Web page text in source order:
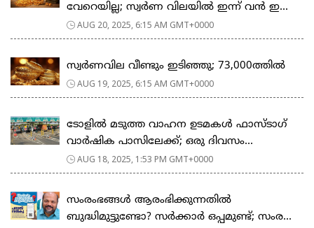
വേറെയില്ല; സ്വർണ വിലയിൽ ഇന്ന് വൻ ഇ...
AUG 20, 2025, 6:15 AM GMT+0000
സ്വർണവില വീണ്ടും ഇടിഞ്ഞു; 73,000ത്തിൽ
AUG 19, 2025, 6:15 AM GMT+0000
ടോളില്‍ മടുത്ത വാഹന ഉടമകള്‍ ഫാസ്ടാഗ്
വാര്‍ഷിക പാസിലേക്ക്; ഒരു ദിവസം...
AUG 18, 2025, 1:53 PM GMT+0000
സംരംഭങ്ങൾ ആരംഭിക്കുന്നതിൽ
ബുദ്ധിമുട്ടുണ്ടോ? സർക്കാർ ഒപ്പമുണ്ട്; സംര...